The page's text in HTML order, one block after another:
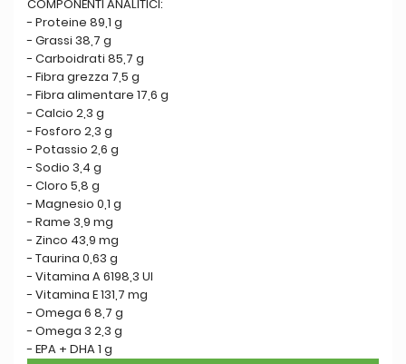
COMPONENTI ANALITICI:
- Proteine 89,1 g
- Grassi 38,7 g
- Carboidrati 85,7 g
- Fibra grezza 7,5 g
- Fibra alimentare 17,6 g
- Calcio 2,3 g
- Fosforo 2,3 g
- Potassio 2,6 g
- Sodio 3,4 g
- Cloro 5,8 g
- Magnesio 0,1 g
- Rame 3,9 mg
- Zinco 43,9 mg
- Taurina 0,63 g
- Vitamina A 6198,3 UI
- Vitamina E 131,7 mg
- Omega 6 8,7 g
- Omega 3 2,3 g
- EPA + DHA 1 g